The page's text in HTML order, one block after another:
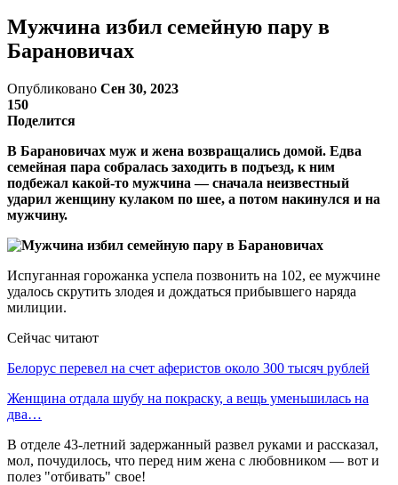
Мужчина избил семейную пару в
Барановичах
Опубликовано Сен 30, 2023
150
Поделится
В Барановичах муж и жена возвращались домой. Едва
семейная пара собралась заходить в подъезд, к ним
подбежал какой-то мужчина — сначала неизвестный
ударил женщину кулаком по шее, а потом накинулся и на
мужчину.
Испуганная горожанка успела позвонить на 102, ее мужчине
удалось скрутить злодея и дождаться прибывшего наряда
милиции.
Сейчас читают
Белорус перевел на счет аферистов около 300 тысяч рублей
Женщина отдала шубу на покраску, а вещь уменьшилась на
два…
В отделе 43-летний задержанный развел руками и рассказал,
мол, почудилось, что перед ним жена с любовником — вот и
полез "отбивать" свое!